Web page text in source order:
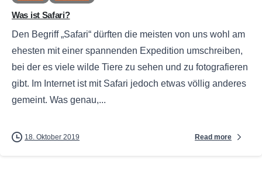
Was ist Safari?
Den Begriff „Safari“ dürften die meisten von uns wohl am
ehesten mit einer spannenden Expedition umschreiben,
bei der es viele wilde Tiere zu sehen und zu fotografieren
gibt. Im Internet ist mit Safari jedoch etwas völlig anderes
gemeint. Was genau,...
18. Oktober 2019 Read more